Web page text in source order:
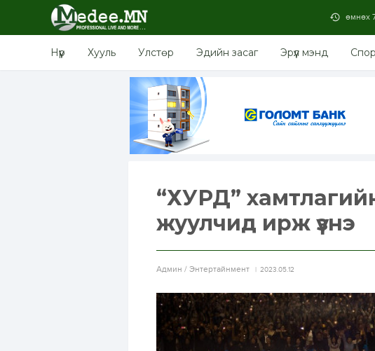
өмнөх
Нүүр Хууль Улстөр Эдийн засаг Эрүүл мэнд
“ХУРД”
жуулчид ирж үзнэ
Aдмин / Энтертайнмент 2023.05.12